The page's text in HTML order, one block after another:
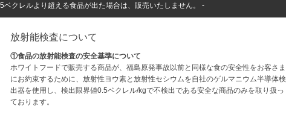
クレルより超える食品が出た場合は、販売いたしません。 -
放射能検査について
①食品の放射能検査の安全基準について
ホワイトフードで販売する商品が、福島原発事故以前と同様な食の安全性をお客さま
にお約束するために、放射性ヨウ素と放射性セシウムを自社のゲルマニウム半導体検
出器を使用し、検出限界値0.5ベクレル/kgで不検出である安全な商品のみを取り扱っ
ております。